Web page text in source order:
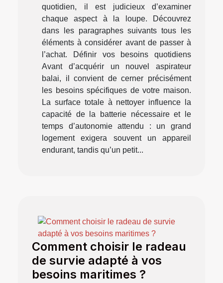
quotidien, il est judicieux d’examiner
chaque aspect à la loupe. Découvrez
dans les paragraphes suivants tous les
éléments à considérer avant de passer à
l’achat. Définir vos besoins quotidiens
Avant d’acquérir un nouvel aspirateur
balai, il convient de cerner précisément
les besoins spécifiques de votre maison.
La surface totale à nettoyer influence la
capacité de la batterie nécessaire et le
temps d’autonomie attendu : un grand
logement exigera souvent un appareil
endurant, tandis qu’un petit...
Comment choisir le radeau
de survie adapté à vos
besoins maritimes ?